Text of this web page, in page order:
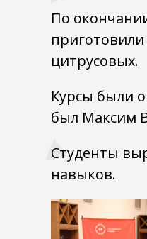
По
цитрусовых.
Курсы были
был Максим
Студенты
навыков.